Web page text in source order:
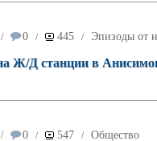
/ 0 / 445 / Эпизоды от
Ж/Д станции в
/ 0 / 547 / Общество